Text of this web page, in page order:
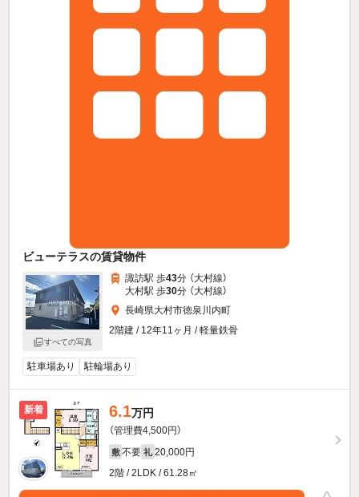
ビューテラスの賃貸物件
すべての写真
諏訪駅 歩43分 （大村線）
大村駅 歩30分 （大村線）
長崎県大村市徳泉川内町
2階建 / 12年11ヶ月 / 軽量鉄骨
駐車場あり 駐輪場あり
新着 6.1万円
（管理費4,500円）
敷 不要 礼 20,000円
2階 / 2LDK / 61.28㎡